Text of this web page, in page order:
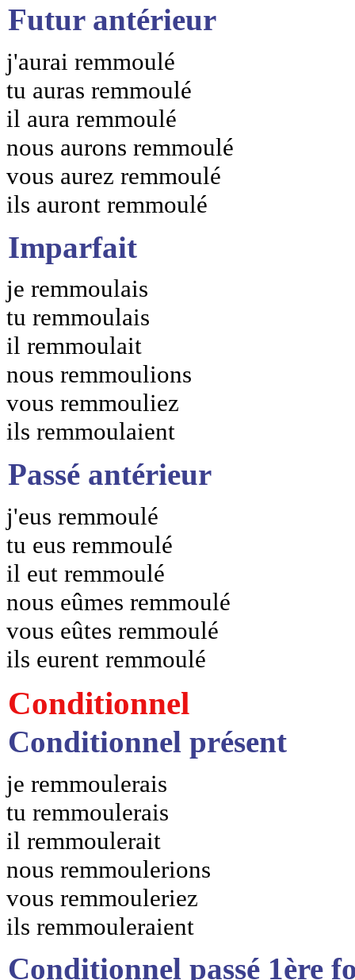
Futur antérieur
j'aurai remmoulé
tu auras remmoulé
il aura remmoulé
nous aurons remmoulé
vous aurez remmoulé
ils auront remmoulé
Imparfait
je remmoulais
tu remmoulais
il remmoulait
nous remmoulions
vous remmouliez
ils remmoulaient
Passé antérieur
j'eus remmoulé
tu eus remmoulé
il eut remmoulé
nous eûmes remmoulé
vous eûtes remmoulé
ils eurent remmoulé
Conditionnel
Conditionnel présent
je remmoulerais
tu remmoulerais
il remmoulerait
nous remmoulerions
vous remmouleriez
ils remmouleraient
Conditionnel passé 1ère